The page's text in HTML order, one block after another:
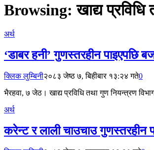
Browsing:खाद्य
अर्थ
‘डाबर हनी’ गुणस्तरहीन पाइएपछि
क्लिक लुम्बिनी२०८३ जेष्ठ ७, बिहीबार १३:२४ गते0
भैरहवा, ७ जेठ। खाद्य प्रविधि तथा गुण नियन्त्रण
अर्थ
करेन्ट र लाली चाउचाउ गुणस्तरहीन